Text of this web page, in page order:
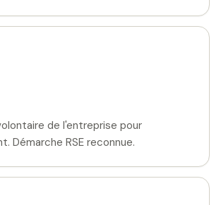
de l'entreprise pour
Démarche RSE reconnue.